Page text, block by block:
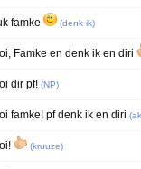
famke (denk ik)
Famke en denk ik en diri
dir pf! (NP)
famke! pf denk ik en diri (
(kruuze)